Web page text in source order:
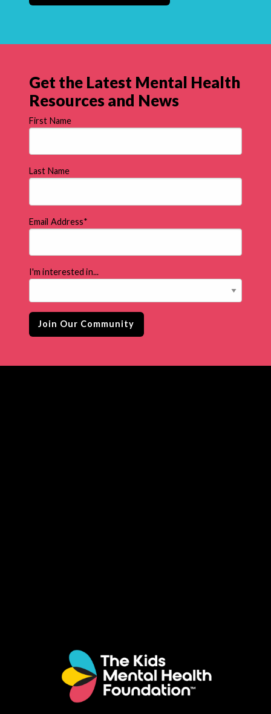
Get the Latest Mental Health
Resources and News
First Name
Last Name
Email Address*
I'm interested in...